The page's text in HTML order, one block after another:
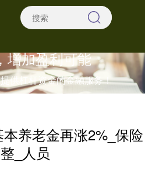
增加盈利可能
供杠杆资金的金融服务！
养老金再涨2%_保险
整_人员